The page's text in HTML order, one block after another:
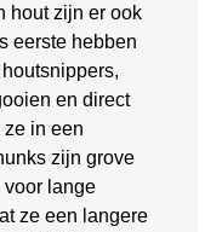
hout zijn er ook
eerste hebben
en direct
in een
zijn grove
voor lange
ze een langere